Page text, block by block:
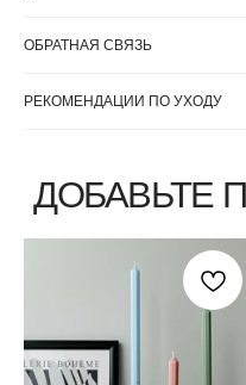
ОБРАТНАЯ СВЯЗЬ
РЕКОМЕНДАЦИИ ПО УХОДУ
ВЫБЕРИТЕ ВАЗУ